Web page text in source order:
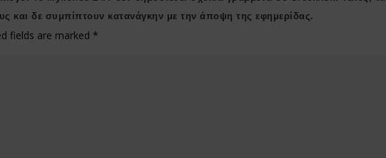
και δε συμπίπτουν κατανάγκην με την άποψη της εφημερίδας.
fields are marked *